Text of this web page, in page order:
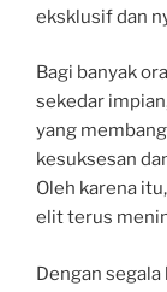
eksklusif dan
Bagi banyak
sekedar
yang
kesuksesan
Oleh karena
elit terus
Dengan